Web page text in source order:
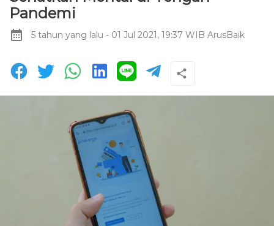
Pandemi
5 tahun yang lalu - 01 Jul 2021, 19:37 WIB ArusBaik